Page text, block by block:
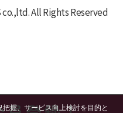
co.,ltd. All Rights Reserved
握、サービス向上検討を目的と